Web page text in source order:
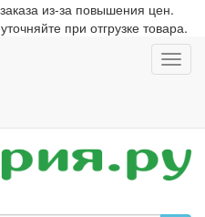
из-за повышения цен.
при отгрузке товара.